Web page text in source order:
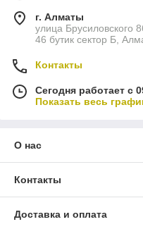
г. Алматы
улица Брусиловского
46 бутик сектор Б,
Контакты
Сегодня работает с
Показать весь
О нас
Контакты
Доставка и оплата